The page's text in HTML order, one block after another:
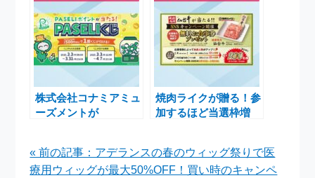
を実施中
株式会社コナミアミュ
ーズメントが
中！お得なくじでポイ
ントゲットのチャンス
焼肉ライクが贈る！参
加するほど当選枠増
« 前の記事：アデランスの春のウィッグ祭りで医
療用ウィッグが最大50%OFF！買い時のキャンペ